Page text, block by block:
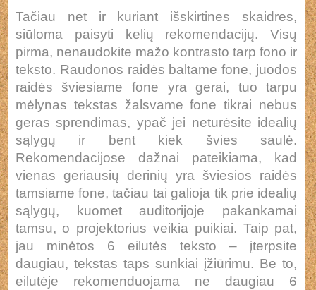
Tačiau net ir kuriant išskirtines skaidres,
siūloma paisyti kelių rekomendacijų. Visų
pirma, nenaudokite mažo kontrasto tarp fono ir
teksto. Raudonos raidės baltame fone, juodos
raidės šviesiame fone yra gerai, tuo tarpu
mėlynas tekstas žalsvame fone tikrai nebus
geras sprendimas, ypač jei neturėsite idealių
sąlygų ir bent kiek švies saulė.
Rekomendacijose dažnai pateikiama, kad
vienas geriausių derinių yra šviesios raidės
tamsiame fone, tačiau tai galioja tik prie idealių
sąlygų, kuomet auditorijoje pakankamai
tamsu, o projektorius veikia puikiai. Taip pat,
jau minėtos 6 eilutės teksto – įterpsite
daugiau, tekstas taps sunkiai įžiūrimu. Be to,
eilutėje rekomenduojama ne daugiau 6